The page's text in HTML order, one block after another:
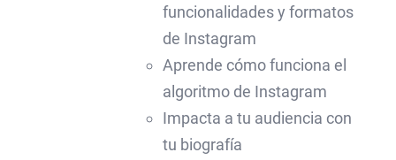
funcionalidades y formatos
de Instagram
Aprende cómo funciona el
algoritmo de Instagram
Impacta a tu audiencia con
tu biografía